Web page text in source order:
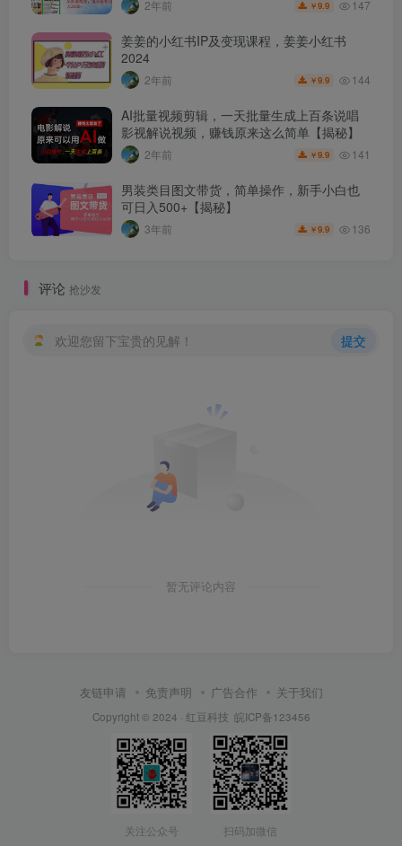
2年前 ￥9.9 147
姜姜的小红书IP及变现课程，姜姜小红书
2024
2年前 ￥9.9 144
AI批量视频剪辑，一天批量生成上百条说唱
影视解说视频，赚钱原来这么简单【揭秘】
2年前 ￥9.9 141
男装类目图文带货，简单操作，新手小白也
可日入500+【揭秘】
3年前 ￥9.9 136
评论 抢沙发
欢迎您留下宝贵的见解！ 提交
暂无评论内容
友链申请 免责声明 广告合作 关于我们
Copyright © 2024 · 红豆科技 皖ICP备123456
关注公众号 扫码加微信